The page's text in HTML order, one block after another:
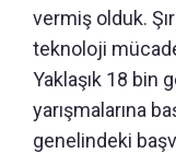
vermiş olduk.
teknoloji
Yaklaşık 18 bin
yarışmalarına
genelindeki